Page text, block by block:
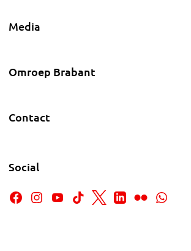
Media
Omroep Brabant
Contact
Social